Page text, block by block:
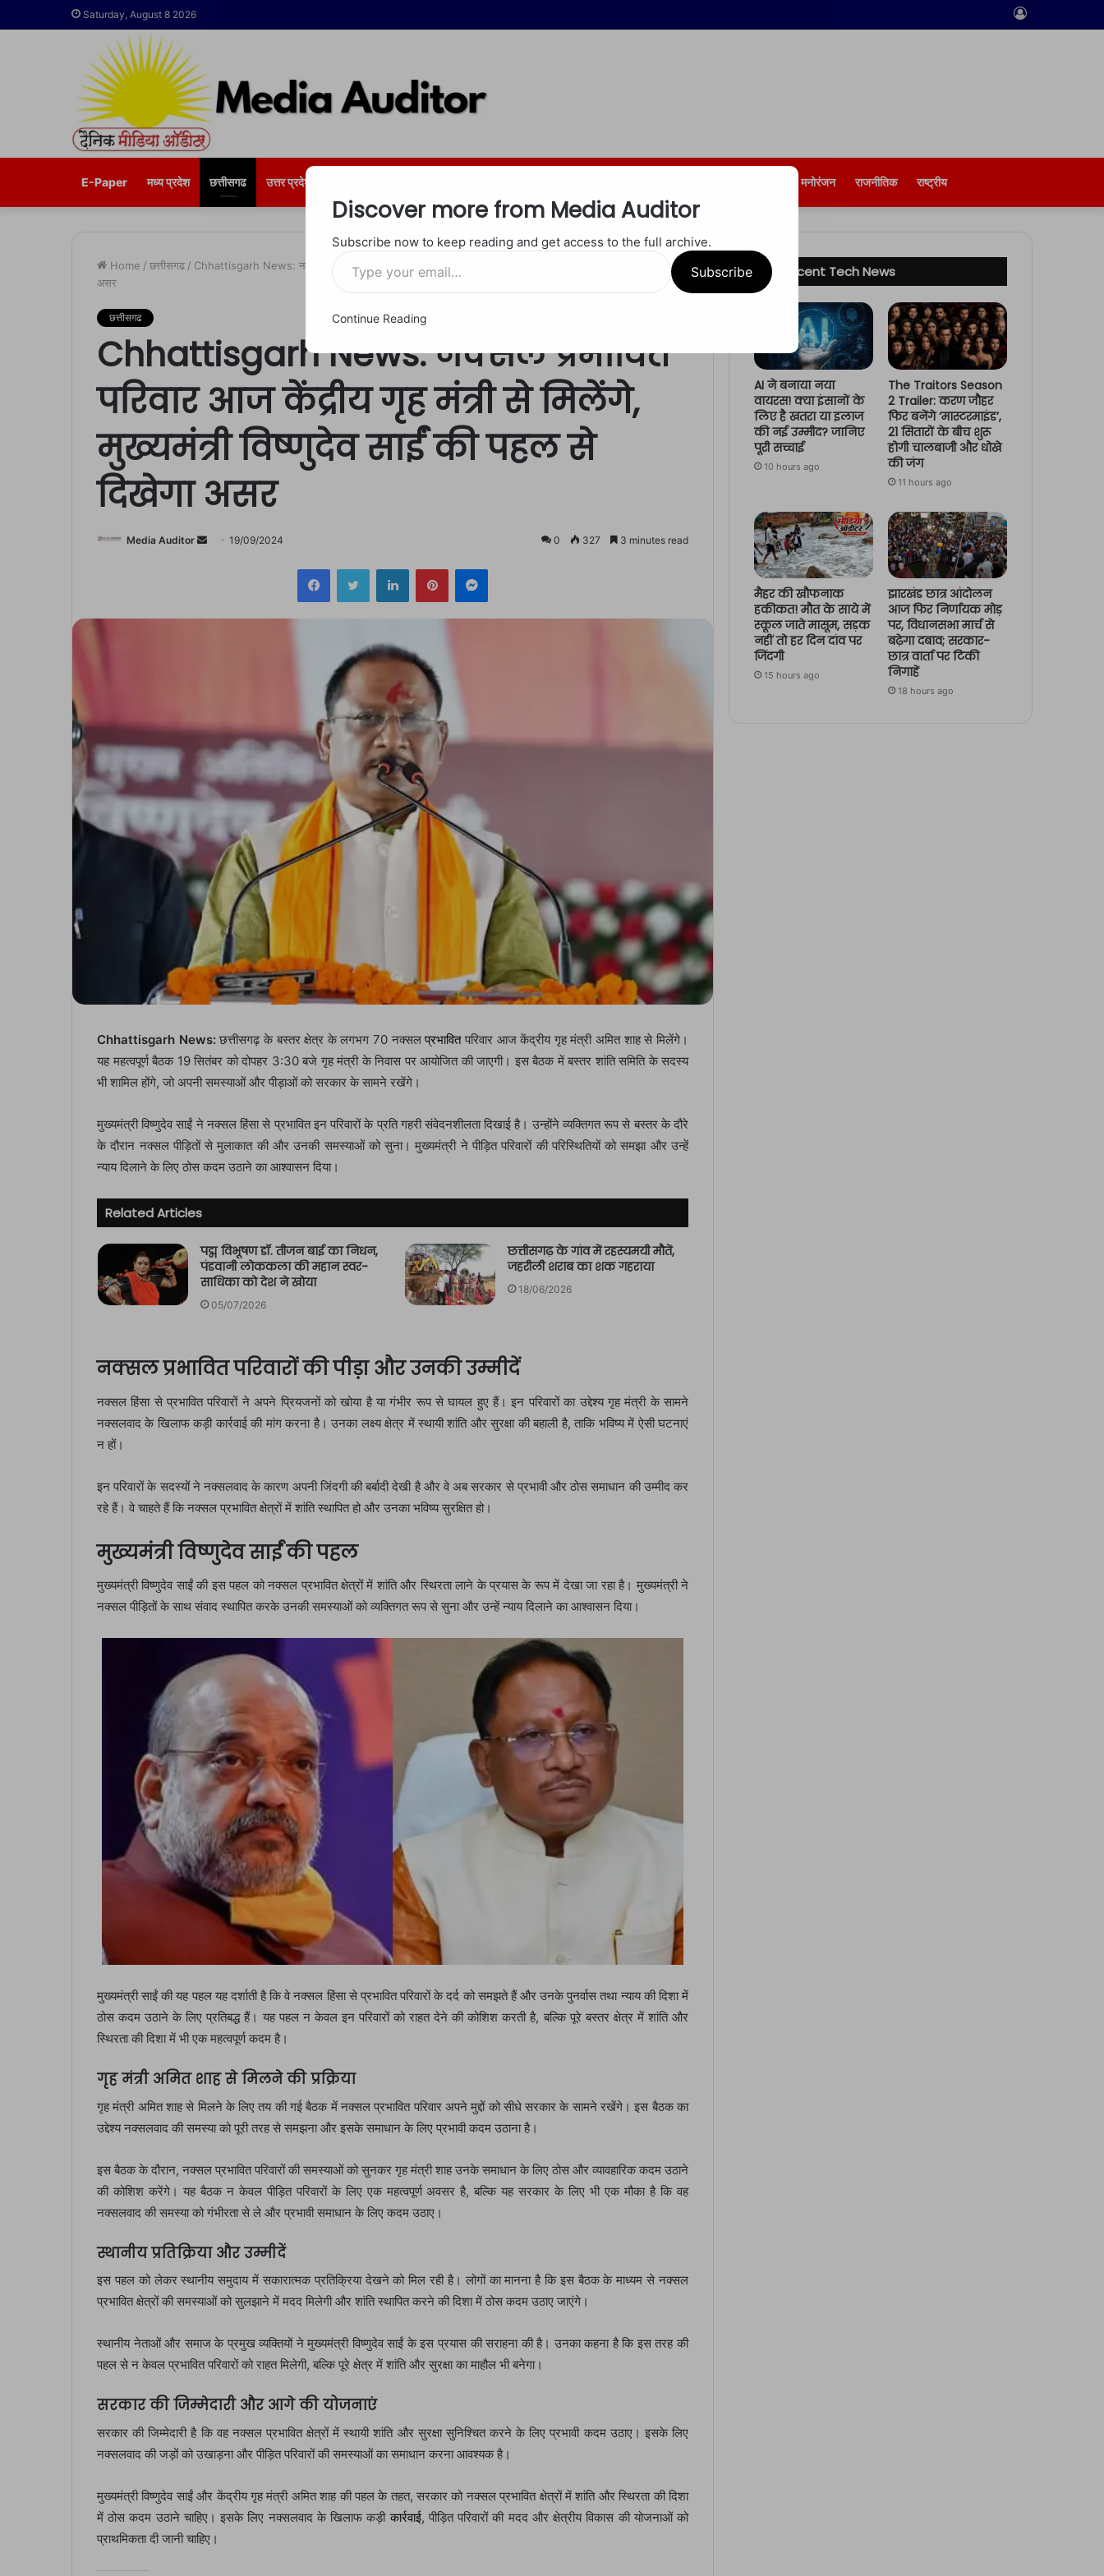
Saturday, August 8 2026
Log
E-Paper मध्य प्रदेश छत्तीसगढ उत्तर प्रदेश मनोरंजन राजनीतिक राष्ट्रीय
Home / छत्तीसगढ / Chhattisgarh News: नक्सल प्रभावित परिवार आज केंद्रीय गृह मंत्री से मिलेंगे, मुख्यमंत्री विष्णुदेव साईं की पहल से दिखेगा
असर
छत्तीसगढ
Chhattisgarh News: नक्सल प्रभावित
परिवार आज केंद्रीय गृह मंत्री से मिलेंगे,
मुख्यमंत्री विष्णुदेव साईं की पहल से
दिखेगा असर
Media Auditor
Send19/09/2024 0 327 3 minutes read
FacebookTwitter LinkedInPinterestMessenger
Chhattisgarh News:छत्तीसगढ़ के बस्तर क्षेत्र के लगभग 70 नक्सलप्रभावितपरिवार आज केंद्रीय गृह मंत्री अमित शाह से मिलेंगे।
यह महत्वपूर्ण बैठक 19 सितंबर को दोपहर 3:30 बजे गृह मंत्री के निवास पर आयोजित की जाएगी। इस बैठक में बस्तर शांति समिति के सदस्य
भी शामिल होंगे, जो अपनी समस्याओं और पीड़ाओं को सरकार के सामने रखेंगे।
मुख्यमंत्री विष्णुदेव साईं ने नक्सल हिंसा से प्रभावित इन परिवारों के प्रति गहरी संवेदनशीलता दिखाई है। उन्होंने व्यक्तिगत रूप से बस्तर के दौरे
के दौरान नक्सल पीड़ितों से मुलाकात की और उनकी समस्याओं को सुना। मुख्यमंत्री ने पीड़ित परिवारों की परिस्थितियों को समझा और उन्हें
न्याय दिलाने के लिए ठोस कदम उठाने का आश्वासन दिया।
Related Articles
पद्म विभूषण डॉ. तीजन बाई का निधन,
पंडवानी लोककला की महान स्वर-
साधिका को देश ने खोया
05/07/2026
छत्तीसगढ़ के गांव में रहस्यमयी मौतें,
जहरीली शराब का शक गहराया
18/06/2026
नक्सल प्रभावित परिवारों की पीड़ा और उनकी उम्मीदें
नक्सल हिंसा से प्रभावित परिवारों ने अपने प्रियजनों को खोया है या गंभीर रूप से घायल हुए हैं। इन परिवारों का उद्देश्य गृह मंत्री के सामने
नक्सलवाद के खिलाफ कड़ी कार्रवाई की मांग करना है। उनका लक्ष्य क्षेत्र में स्थायी शांति और सुरक्षा की बहाली है, ताकि भविष्य में ऐसी घटनाएं
न हों।
इन परिवारों के सदस्यों ने नक्सलवाद के कारण अपनी जिंदगी की बर्बादी देखी है और वे अब सरकार से प्रभावी और ठोस समाधान की उम्मीद कर
रहे हैं। वे चाहते हैं कि नक्सल प्रभावित क्षेत्रों में शांति स्थापित हो और उनका भविष्य सुरक्षित हो।
मुख्यमंत्री विष्णुदेव साईं की पहल
मुख्यमंत्री विष्णुदेव साईं की इस पहल को नक्सल प्रभावित क्षेत्रों में शांति और स्थिरता लाने के प्रयास के रूप में देखा जा रहा है। मुख्यमंत्री ने
नक्सल पीड़ितों के साथ संवाद स्थापित करके उनकी समस्याओं को व्यक्तिगत रूप से सुना और उन्हें न्याय दिलाने का आश्वासन दिया।
मुख्यमंत्री साईं की यह पहल यह दर्शाती है कि वे नक्सल हिंसा से प्रभावित परिवारों के दर्द को समझते हैं और उनके पुनर्वास तथा न्याय की दिशा में
ठोस कदम उठाने के लिए प्रतिबद्ध हैं। यह पहल न केवल इन परिवारों को राहत देने की कोशिश करती है, बल्कि पूरे बस्तर क्षेत्र में शांति और
स्थिरता की दिशा में भी एक महत्वपूर्ण कदम है।
गृह मंत्री अमित शाह से मिलने की प्रक्रिया
गृह मंत्री अमित शाह से मिलने के लिए तय की गई बैठक में नक्सल प्रभावित परिवार अपने मुद्दों को सीधे सरकार के सामने रखेंगे। इस बैठक का
उद्देश्य नक्सलवाद की समस्या को पूरी तरह से समझना और इसके समाधान के लिए प्रभावी कदम उठाना है।
इस बैठक के दौरान, नक्सल प्रभावित परिवारों की समस्याओं को सुनकर गृह मंत्री शाह उनके समाधान के लिए ठोस और व्यावहारिक कदम उठाने
की कोशिश करेंगे। यह बैठक न केवल पीड़ित परिवारों के लिए एक महत्वपूर्ण अवसर है, बल्कि यह सरकार के लिए भी एक मौका है कि वह
नक्सलवाद की समस्या को गंभीरता से ले और प्रभावी समाधान के लिए कदम उठाए।
स्थानीय प्रतिक्रिया और उम्मीदें
इस पहल को लेकर स्थानीय समुदाय में सकारात्मक प्रतिक्रिया देखने को मिल रही है। लोगों का मानना है कि इस बैठक के माध्यम से नक्सल
प्रभावित क्षेत्रों की समस्याओं को सुलझाने में मदद मिलेगी और शांति स्थापित करने की दिशा में ठोस कदम उठाए जाएंगे।
स्थानीय नेताओं और समाज के प्रमुख व्यक्तियों ने मुख्यमंत्री विष्णुदेव साईं के इस प्रयास की सराहना की है। उनका कहना है कि इस तरह की
पहल से न केवल प्रभावित परिवारों को राहत मिलेगी, बल्कि पूरे क्षेत्र में शांति और सुरक्षा का माहौल भी बनेगा।
सरकार की जिम्मेदारी और आगे की योजनाएं
सरकार की जिम्मेदारी है कि वह नक्सल प्रभावित क्षेत्रों में स्थायी शांति और सुरक्षा सुनिश्चित करने के लिए प्रभावी कदम उठाए। इसके लिए
नक्सलवाद की जड़ों को उखाड़ना और पीड़ित परिवारों की समस्याओं का समाधान करना आवश्यक है।
मुख्यमंत्री विष्णुदेव साईं और केंद्रीय गृह मंत्री अमित शाह की पहल के तहत, सरकार को नक्सल प्रभावित क्षेत्रों में शांति और स्थिरता की दिशा
में ठोस कदम उठाने चाहिए। इसके लिए नक्सलवाद के खिलाफ कड़ीकार्रवाई, पीड़ित परिवारों की मदद और क्षेत्रीय विकास की योजनाओं को
प्राथमिकता दी जानी चाहिए।
Recent Tech News
AI ने बनाया नया
वायरस! क्या इंसानों के
लिए है खतरा या इलाज
की नई उम्मीद? जानिए
पूरी सच्चाई
10 hours ago
The Traitors Season
2 Trailer: करण जौहर
फिर बनेंगे ‘मास्टरमाइंड’,
21 सितारों के बीच शुरू
होगी चालबाजी और धोखे
की जंग
11 hours ago
मैहर की खौफनाक
हकीकत! मौत के साये में
स्कूल जाते मासूम, सड़क
नहीं तो हर दिन दांव पर
जिंदगी
15 hours ago
झारखंड छात्र आंदोलन
आज फिर निर्णायक मोड़
पर, विधानसभा मार्च से
बढ़ेगा दबाव; सरकार-
छात्र वार्ता पर टिकी
निगाहें
18 hours ago
Discover more from Media Auditor
Subscribe now to keep reading and get access to the full archive.
Type
your
email…
Subscribe
Continue Reading